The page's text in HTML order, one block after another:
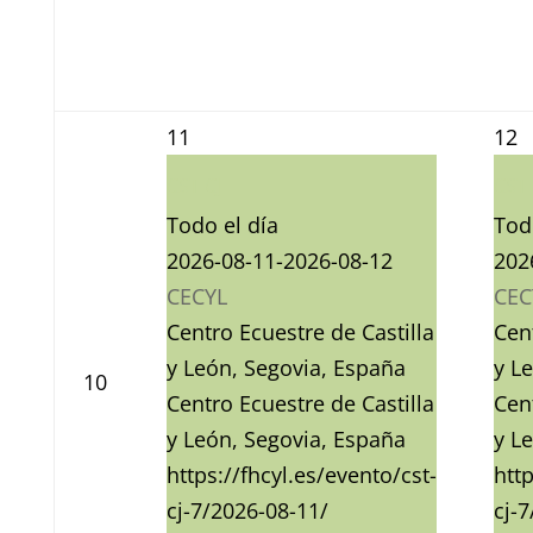
10
11
Todo el día
2026-08-11-2026-08-12
CECYL
Centro Ecuestre de Castilla
y León, Segovia, España
Centro Ecuestre de Castilla
y León, Segovia, España
https://fhcyl.es/evento/cst-
cj-7/2026-08-11/
12
y
y
cj-